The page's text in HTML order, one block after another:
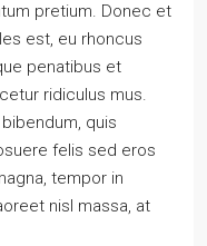
pretium. Donec et
est, eu rhoncus
penatibus et
ridiculus mus.
quis
felis sed eros
tempor in
nisl massa, at